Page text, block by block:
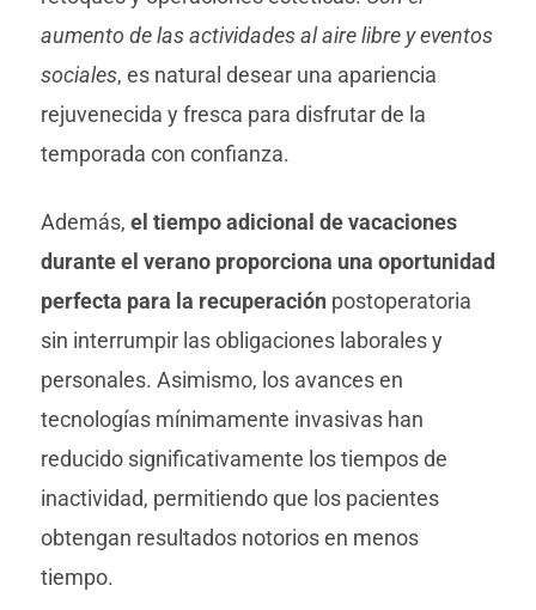
aumento de las actividades al aire libre y eventos
sociales, es natural desear una apariencia
rejuvenecida y fresca para disfrutar de la
temporada con confianza.
Además, el tiempo adicional de vacaciones
durante el verano proporciona una oportunidad
perfecta para la recuperaciónpostoperatoria
sin interrumpir las obligaciones laborales y
personales. Asimismo, los avances en
tecnologías mínimamente invasivas han
reducido significativamente los tiempos de
inactividad, permitiendo que los pacientes
obtengan resultados notorios en menos
tiempo.